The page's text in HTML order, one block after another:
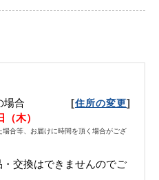
場合 [住所の変更]
木）
合等、お届けに時間を頂く場合がござ
交換はできませんのでご